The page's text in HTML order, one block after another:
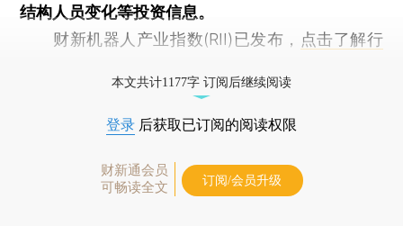
结构人员变化等投资信息。
财新机器人产业指数(RII)已发布， 点击了解行
本文共计1177字 订阅后继续阅读
登录 后获取已订阅的阅读权限
财新通会员
可畅读全文
订阅/会员升级